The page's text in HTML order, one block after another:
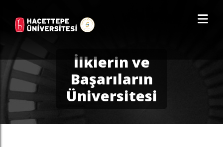
İlklerin ve
Başarıların
Üniversitesi